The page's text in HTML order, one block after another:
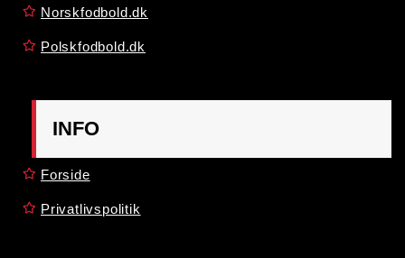
Norskfodbold.dk
Polskfodbold.dk
INFO
Forside
Privatlivspolitik